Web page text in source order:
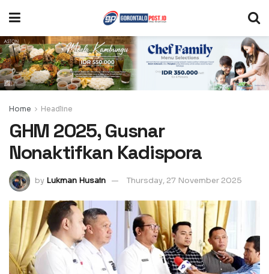
Home Headline
GHM 2025, Gusnar
Nonaktifkan Kadispora
by Lukman Husain Thursday, 27 November 2025